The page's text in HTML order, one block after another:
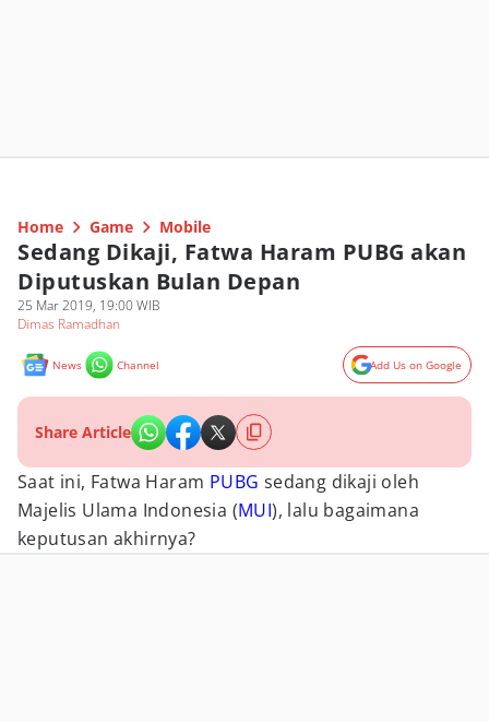
Home Game Mobile
Sedang Dikaji, Fatwa Haram PUBG akan
Diputuskan Bulan Depan
25 Mar 2019, 19:00 WIB
Dimas Ramadhan
News Channel Add Us on Google
Share Article
Saat ini, Fatwa Haram PUBG sedang dikaji oleh
Majelis Ulama Indonesia (MUI), lalu bagaimana
keputusan akhirnya?